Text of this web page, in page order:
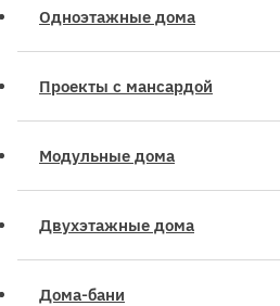
Одноэтажные дома
Проекты с мансардой
Модульные дома
Двухэтажные дома
Дома-бани